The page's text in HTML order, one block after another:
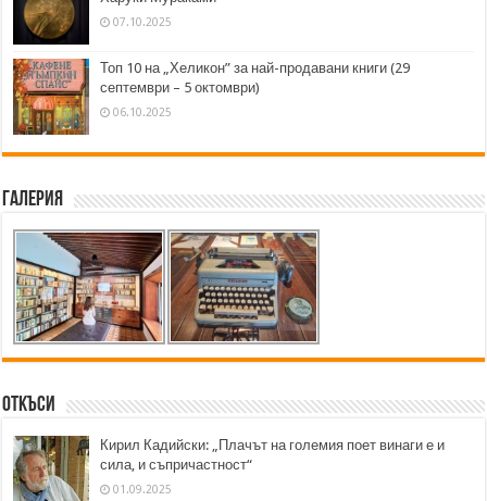
07.10.2025
Топ 10 на „Хеликон” за най-продавани книги (29
септември – 5 октомври)
06.10.2025
Галерия
Откъси
Кирил Кадийски: „Плачът на големия поет винаги е и
сила, и съпричастност“
01.09.2025